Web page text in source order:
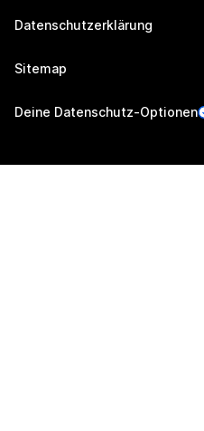
Datenschutzerklärung
Sitemap
Deine Datenschutz-Optionen